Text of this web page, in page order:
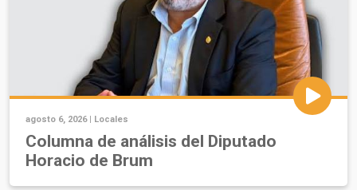
agosto 6, 2026 | Locales
Columna de análisis del Diputado
Horacio de Brum